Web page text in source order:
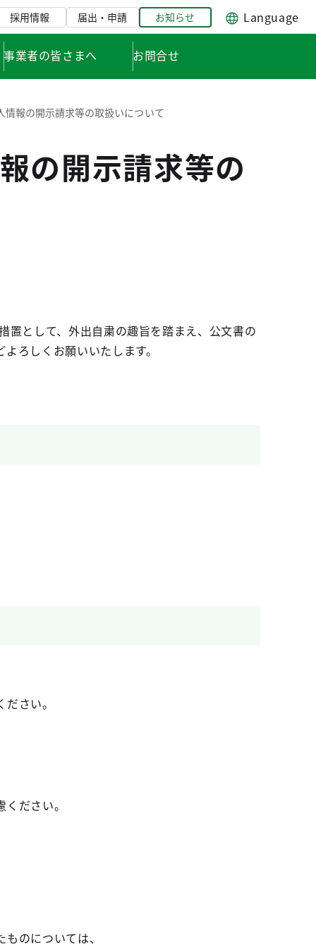
採用情報 届出・申請 お知らせ Language
事業者の皆さまへ お問合せ
情報の開示請求等の取扱いについて
の開示請求等の
として、外出自粛の趣旨を踏まえ、公文書の
ろしくお願いいたします。
さい。
ださい。
のについては、